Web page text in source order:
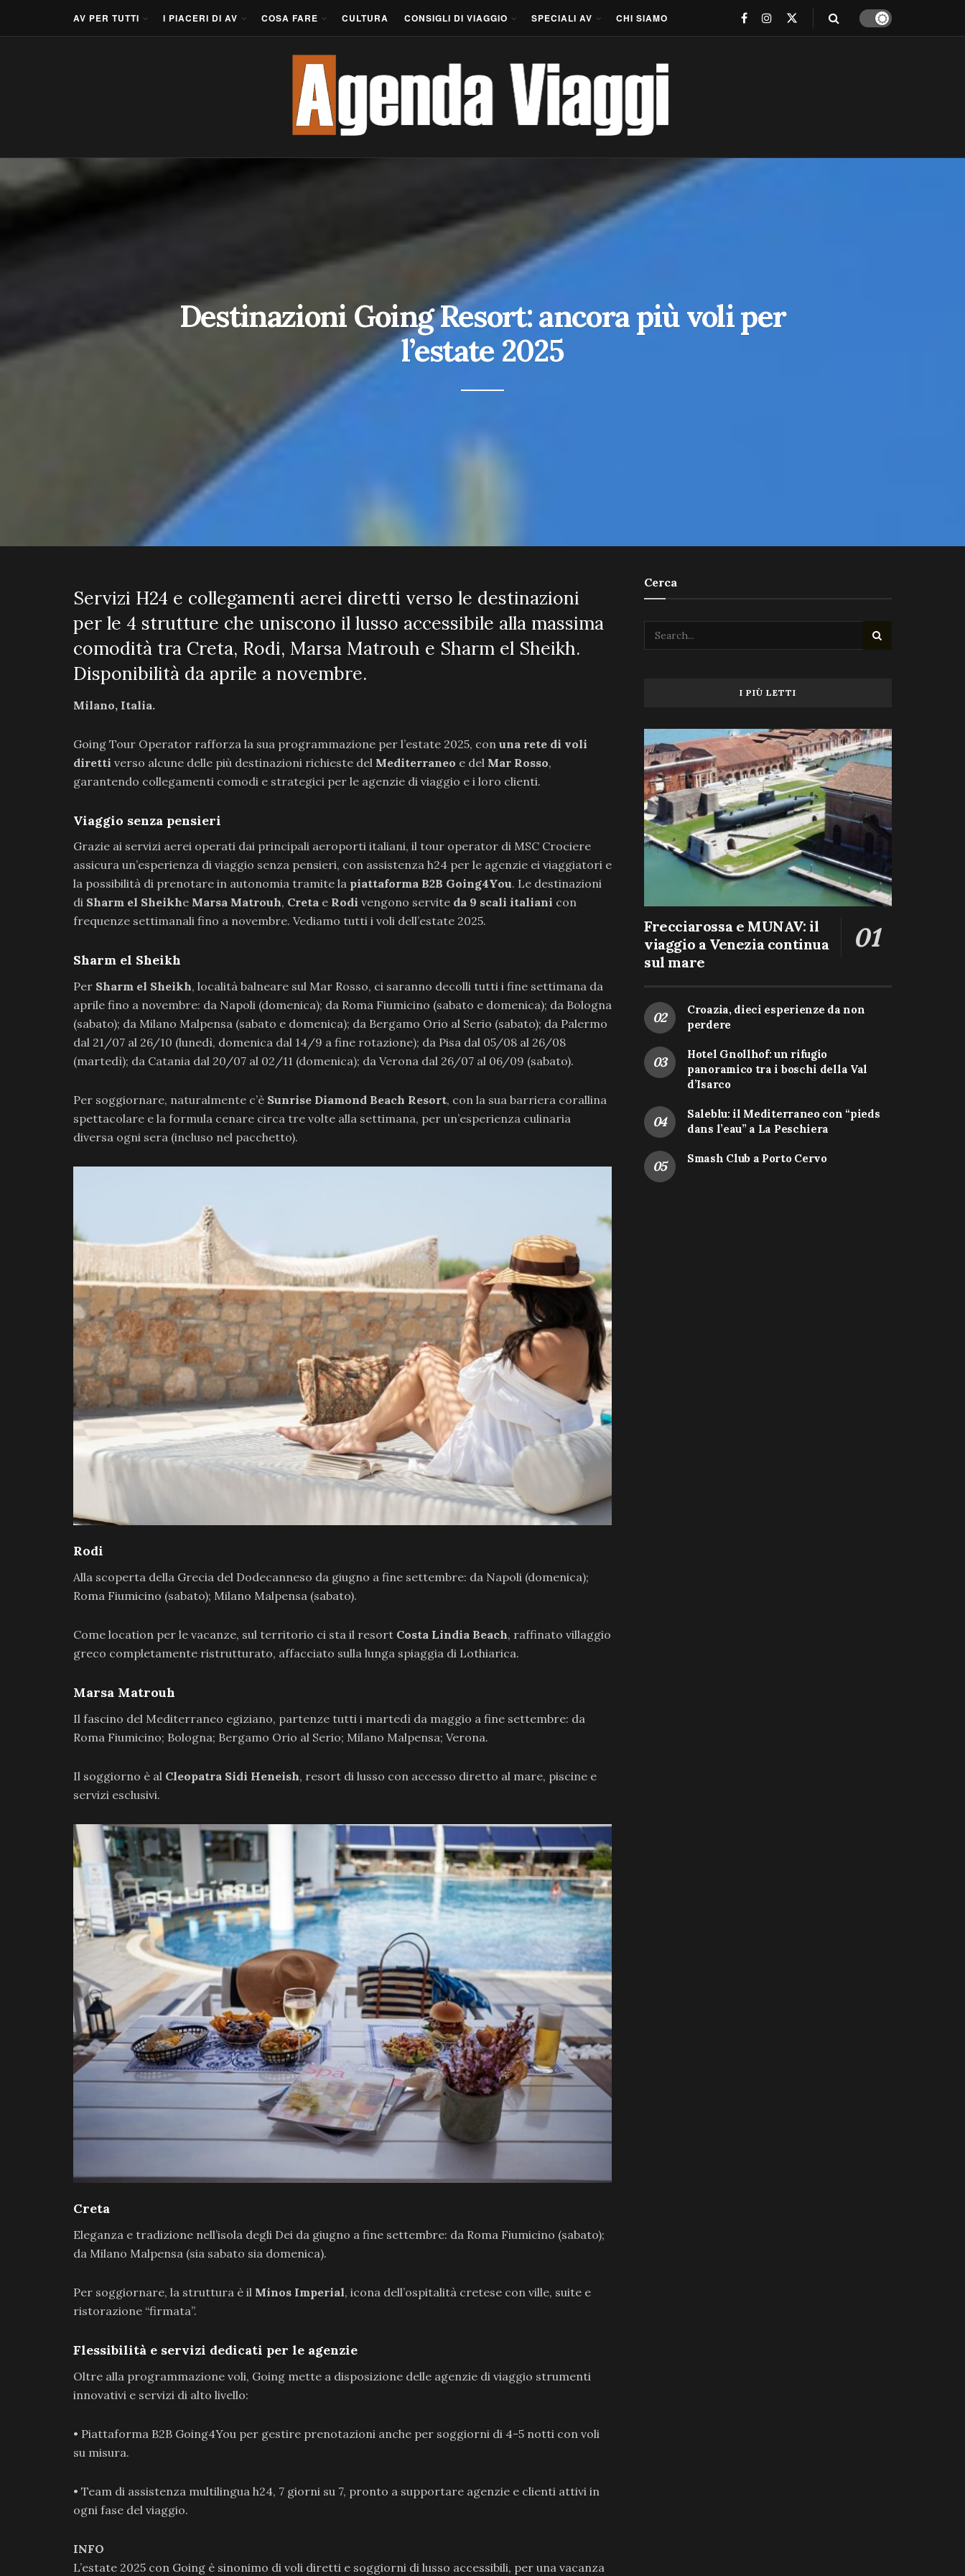
AV PER TUTTI I PIACERI DI AV COSA FARE CULTURA CONSIGLI DI VIAGGIO SPECIALI AV CHI SIAMO
Destinazioni Going Resort: ancora più voli per
l’estate 2025
Servizi H24 e collegamenti aerei diretti verso le destinazioni
per le 4 strutture che uniscono il lusso accessibile alla massima
comodità tra Creta, Rodi, Marsa Matrouh e Sharm el Sheikh.
Disponibilità da aprile a novembre.
Milano, Italia.
Going Tour Operator rafforza la sua programmazione per l’estate 2025, con una rete di voli
diretti verso alcune delle più destinazioni richieste del Mediterraneo e del Mar Rosso,
garantendo collegamenti comodi e strategici per le agenzie di viaggio e i loro clienti.
Viaggio senza pensieri
Grazie ai servizi aerei operati dai principali aeroporti italiani, il tour operator di MSC Crociere
assicura un’esperienza di viaggio senza pensieri, con assistenza h24 per le agenzie ei viaggiatori e
la possibilità di prenotare in autonomia tramite la piattaforma B2B Going4You. Le destinazioni
di Sharm el Sheikhe Marsa Matrouh, Creta e Rodi vengono servite da 9 scali italiani con
frequenze settimanali fino a novembre. Vediamo tutti i voli dell’estate 2025.
Sharm el Sheikh
Per Sharm el Sheikh, località balneare sul Mar Rosso, ci saranno decolli tutti i fine settimana da
aprile fino a novembre: da Napoli (domenica); da Roma Fiumicino (sabato e domenica); da Bologna
(sabato); da Milano Malpensa (sabato e domenica); da Bergamo Orio al Serio (sabato); da Palermo
dal 21/07 al 26/10 (lunedì, domenica dal 14/9 a fine rotazione); da Pisa dal 05/08 al 26/08
(martedì); da Catania dal 20/07 al 02/11 (domenica); da Verona dal 26/07 al 06/09 (sabato).
Per soggiornare, naturalmente c’è Sunrise Diamond Beach Resort, con la sua barriera corallina
spettacolare e la formula cenare circa tre volte alla settimana, per un’esperienza culinaria
diversa ogni sera (incluso nel pacchetto).
Rodi
Alla scoperta della Grecia del Dodecanneso da giugno a fine settembre: da Napoli (domenica);
Roma Fiumicino (sabato); Milano Malpensa (sabato).
Come location per le vacanze, sul territorio ci sta il resort Costa Lindia Beach, raffinato villaggio
greco completamente ristrutturato, affacciato sulla lunga spiaggia di Lothiarica.
Marsa Matrouh
Il fascino del Mediterraneo egiziano, partenze tutti i martedì da maggio a fine settembre: da
Roma Fiumicino; Bologna; Bergamo Orio al Serio; Milano Malpensa; Verona.
Il soggiorno è al Cleopatra Sidi Heneish, resort di lusso con accesso diretto al mare, piscine e
servizi esclusivi.
Creta
Eleganza e tradizione nell’isola degli Dei da giugno a fine settembre: da Roma Fiumicino (sabato);
da Milano Malpensa (sia sabato sia domenica).
Per soggiornare, la struttura è il Minos Imperial, icona dell’ospitalità cretese con ville, suite e
ristorazione “firmata”.
Flessibilità e servizi dedicati per le agenzie
Oltre alla programmazione voli, Going mette a disposizione delle agenzie di viaggio strumenti
innovativi e servizi di alto livello:
• Piattaforma B2B Going4You per gestire prenotazioni anche per soggiorni di 4-5 notti con voli
su misura.
• Team di assistenza multilingua h24, 7 giorni su 7, pronto a supportare agenzie e clienti attivi in
ogni fase del viaggio.
INFO
L’estate 2025 con Going è sinonimo di voli diretti e soggiorni di lusso accessibili, per una vacanza
Cerca
I PIÙ LETTI
Frecciarossa e MUNAV: il
viaggio a Venezia continua
sul mare
Croazia, dieci esperienze da non
perdere
Hotel Gnollhof: un rifugio
panoramico tra i boschi della Val
d’Isarco
Saleblu: il Mediterraneo con “pieds
dans l’eau” a La Peschiera
Smash Club a Porto Cervo